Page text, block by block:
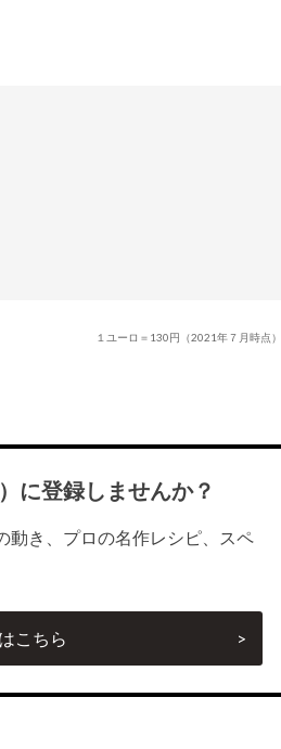
１ユーロ＝130円（2021年７月時点）
に登録しませんか？
動き、プロの名作レシピ、スペ
こちら